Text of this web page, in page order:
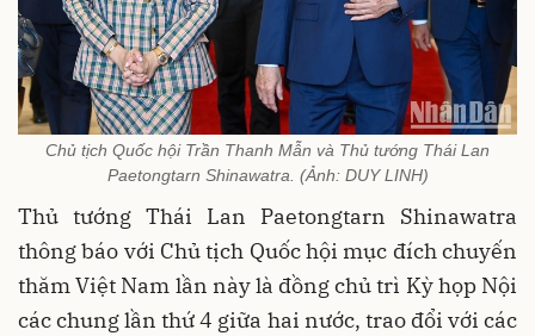
Chủ tịch Quốc hội Trần Thanh Mẫn và Thủ tướng Thái Lan
Paetongtarn Shinawatra. (Ảnh: DUY LINH)
Thủ tướng Thái Lan Paetongtarn Shinawatra
thông báo với Chủ tịch Quốc hội mục đích chuyến
thăm Việt Nam lần này là đồng chủ trì Kỳ họp Nội
các chung lần thứ 4 giữa hai nước, trao đổi với các